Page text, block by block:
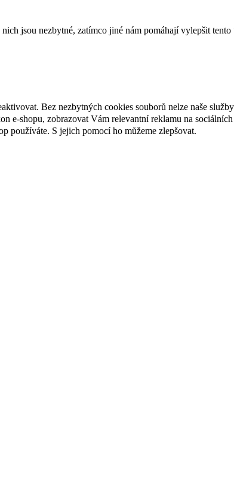
jsou nezbytné, zatímco jiné nám pomáhají vylepšit
Bez nezbytných cookies souborů nelze naše
e-shopu, zobrazovat Vám relevantní reklamu na
používáte. S jejich pomocí ho můžeme zlepšovat.